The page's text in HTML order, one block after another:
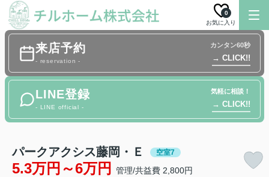
お気に入り
0
来店予約
- reservation -
カンタン60秒
→ CLICK!!
LINE登録
- LINE official -
気軽に相談！
→ CLICK!!
パークアクシス藤岡・Ｅ 空室7
5.3万円～6万円 管理/共益費 2,800円